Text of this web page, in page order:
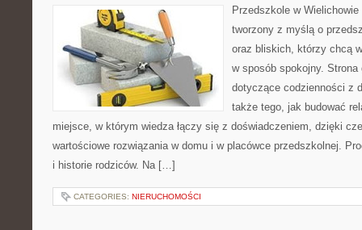
Przedszkole w
tworzony z myślą o
oraz bliskich, którzy chcą
w sposób spokojny.
dotyczące codzienności z
także tego, jak budować
miejsce, w którym wiedza łączy się z doświadczeniem, dzięki
wartościowe rozwiązania w domu i w placówce przedszkolnej.
i historie rodziców. Na […]
CATEGORIES: NIERUCHOMOŚCI